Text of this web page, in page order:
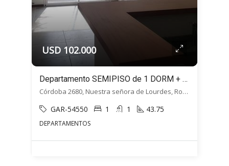
USD 102.000
Departamento SEMIPISO de 1 DORM + Balcón – Cordoba 2680, Macrocentro, Rosario
Córdoba 2680, Nuestra señora de Lourdes, Rosario
GAR-54550 1 1 43.75
DEPARTAMENTOS